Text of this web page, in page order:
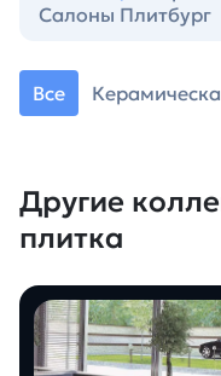
Салоны Плитбург
Все
Другие
плитка